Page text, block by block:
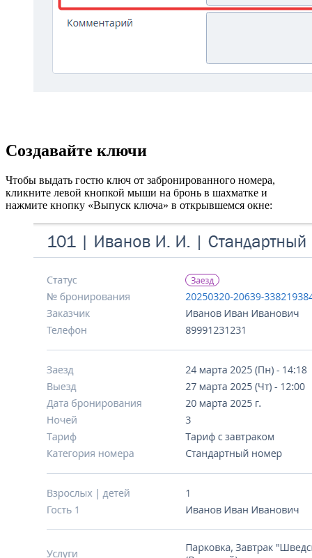
Создавайте ключи
Чтобы выдать гостю ключ от забронированного номера,
кликните левой кнопкой мыши на бронь в шахматке и
нажмите кнопку «Выпуск ключа» в открывшемся окне: